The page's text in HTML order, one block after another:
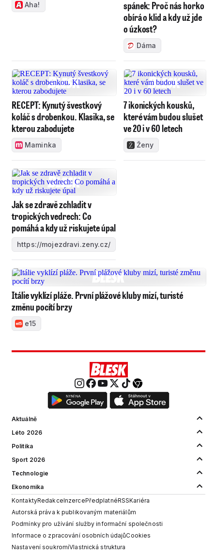
Aha!
spánek: Proč nás horko
obírá o klid a kdy už jde
o úzkost?
Dáma
RECEPT: Kynutý švestkový
koláč s drobenkou. Klasika, se
kterou zabodujete
Maminka
7 ikonických kousků,
které vám budou slušet
ve 20 i v 60 letech
Ženy
Jak se zdravě zchladit v
tropických vedrech: Co
pomáhá a kdy už riskujete úpal
https://mojezdravi.zeny.cz/
Itálie vyklízí pláže. První plážové kluby mizí, turisté
změnu pocítí brzy
e15
Aktuálně
Léto 2026
Politika
Sport 2026
Technologie
Ekonomika
KontaktyRedakceInzercePředplatnéRSSKariéra
Autorská práva k publikovaným materiálům
Podmínky pro užívání služby informační společnosti
Informace o zpracování osobních údajůCookies
Nastavení soukromíVlastnická struktura